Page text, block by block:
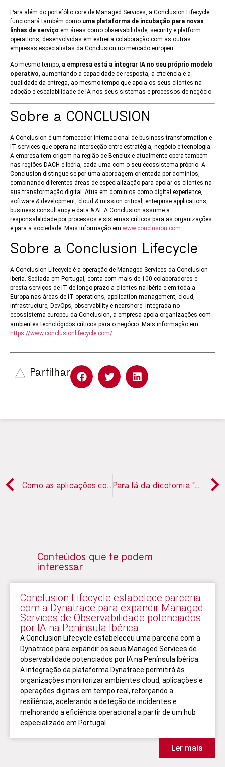
Para além do portefólio core de Managed Services, a Conclusion Lifecycle
funcionará também como uma plataforma de incubação para novas
linhas de serviço em áreas como observabilidade, security e platform
operations, desenvolvidas em estreita colaboração com as outras
empresas especialistas da Conclusion no mercado europeu.
Ao mesmo tempo, a empresa está a integrar IA no seu próprio modelo
operativo, aumentando a capacidade de resposta, a eficiência e a
qualidade da entrega, ao mesmo tempo que apoia os seus clientes na
adoção e escalabilidade de IA nos seus sistemas e processos de negócio.
Sobre a CONCLUSION
A Conclusion é um fornecedor internacional de business transformation e
IT services que opera na interseção entre estratégia, negócio e tecnologia.
A empresa tem origem na região de Benelux e atualmente opera também
nas regiões DACH e Ibéria, cada uma com o seu ecossistema próprio. A
Conclusion distingue-se por uma abordagem orientada por domínios,
combinando diferentes áreas de especialização para apoiar os clientes na
sua transformação digital. Atua em domínios como digital experience,
software & development, cloud & mission critical, enterprise applications,
business consultancy e data & AI. A Conclusion assume a
responsabilidade por processos e sistemas críticos para as organizações
e para a sociedade. Mais informação em www.conclusion.com.
Sobre a Conclusion Lifecycle
A Conclusion Lifecycle é a operação de Managed Services da Conclusion
Iberia. Sediada em Portugal, conta com mais de 100 colaboradores e
presta serviços de IT de longo prazo a clientes na Ibéria e em toda a
Europa nas áreas de IT operations, application management, cloud,
infrastructure, DevOps, observability e nearshore. Integrada no
ecossistema europeu da Conclusion, a empresa apoia organizações com
ambientes tecnológicos críticos para o negócio. Mais informação em
https://www.conclusionlifecycle.com/
Partilhar
Como as aplicações com IA estão a ajudar no combate ao crime financeiro Para lá da dicotomia “arte vs trabalho”
Conteúdos que te podem
interessar
Conclusion Lifecycle estabelece parceria
com a Dynatrace para expandir Managed
Services de Observabilidade potenciados
por IA na Península Ibérica
A Conclusion Lifecycle estabeleceu uma parceria com a
Dynatrace para expandir os seus Managed Services de
observabilidade potenciados por IA na Península Ibérica.
A integração da plataforma Dynatrace permitirá às
organizações monitorizar ambientes cloud, aplicações e
operações digitais em tempo real, reforçando a
resiliência, acelerando a deteção de incidentes e
melhorando a eficiência operacional a partir de um hub
especializado em Portugal.
Ler mais